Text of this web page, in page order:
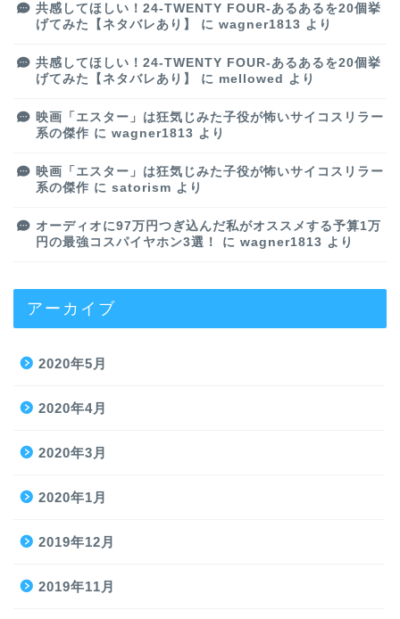
共感してほしい！24-TWENTY FOUR-あるあるを20個挙
げてみた【ネタバレあり】
に wagner1813 より
共感してほしい！24-TWENTY FOUR-あるあるを20個挙
げてみた【ネタバレあり】
に mellowed より
映画「エスター」は狂気じみた子役が怖いサイコスリラー
系の傑作 に wagner1813 より
映画「エスター」は狂気じみた子役が怖いサイコスリラー
系の傑作 に satorism より
オーディオに97万円つぎ込んだ私がオススメする予算1万
円の最強コスパイヤホン3選！
に wagner1813 より
アーカイブ
2020年5月
2020年4月
2020年3月
2020年1月
2019年12月
2019年11月